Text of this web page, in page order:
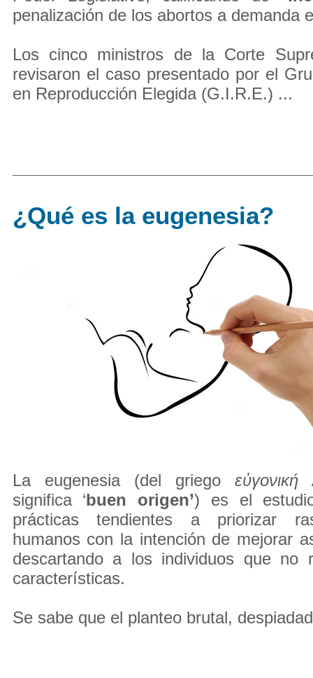
penalización de los abortos a demanda
Los cinco ministros de la Corte
revisaron el caso presentado por el
en Reproducción Elegida (G.I.R.E.) ...
¿Qué es la eugenesia?
La eugenesia (del griego εὐγονική
significa ‘buen origen’) es el
prácticas tendientes a priorizar
humanos con la intención de mejorar
descartando a los individuos que no
características.
Se sabe que el planteo brutal,